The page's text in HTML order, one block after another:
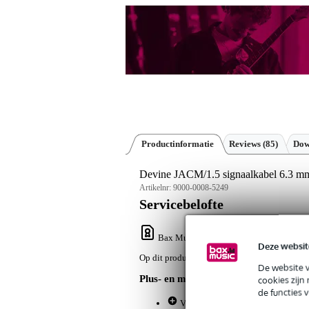
Deze
De website
cookies zijn
de functies
Productinformatie Reviews (85)
Devine JACM/1.5 signaalkabel 6.3
Artikelnr: 9000-0008-5249
Servicebelofte
Bax Music Garantie
Op dit product krijg je alleen garantie op
Plus- en minpunten
Veelgebruikte kabelsoorten in